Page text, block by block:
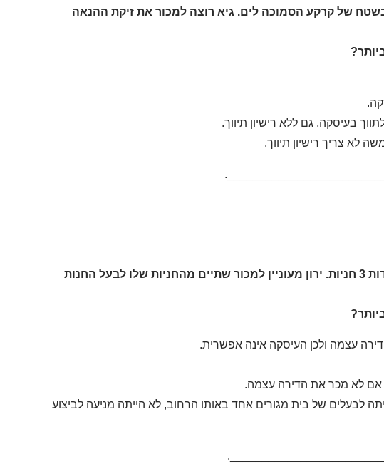
של קרקע הסמוכה לים. גיא רוצה למכור את זיקת ההנאה
ביותר?
בעיסקה, גם ללא רישיון תיווך.
לא צריך רישיון תיווך.
5. ירון הוא בעלים של דירה במרכז תל אביב. לדירה צמודות 3 חניות. ירון מעוניין למכור שתיים מהחניות שלו לבעל החנות
עצמה ולכן העיסקה אינה אפשרית.
אם לא מכר את הדירה עצמה.
לבעלים של בית מגורים אחד באותו הרחוב, לא הייתה מניעה לביצוע